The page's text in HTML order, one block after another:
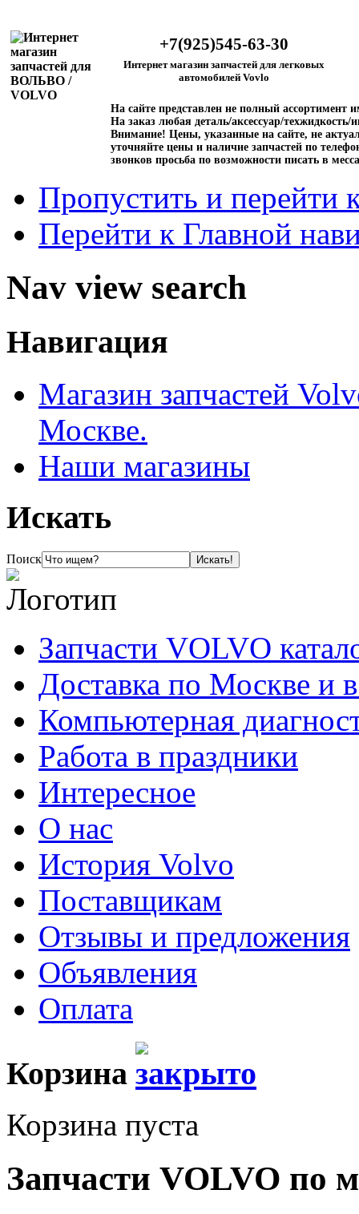
+7(925)545-63-30
Интернет магазин запчастей для легковых
автомобилей Vovlo
На сайте представлен не полный ассортимент
На заказ любая деталь/аксессуар/техжидкость/
Внимание! Цены, указанные на сайте, не
уточняйте цены и наличие запчастей по
звонков просьба по возможности писать в
Пропустить и перейти
Перейти к Главной
Nav view search
Навигация
Магазин запчастей
Москве.
Наши магазины
Искать
Поиск
Запчасти VOLVO
Доставка по Москве и
Компьютерная
Работа в праздники
Интересное
О нас
История Volvo
Поставщикам
Отзывы и предложения
Объявления
Оплата
Корзина
Корзина пуста
Запчасти VOLVO по